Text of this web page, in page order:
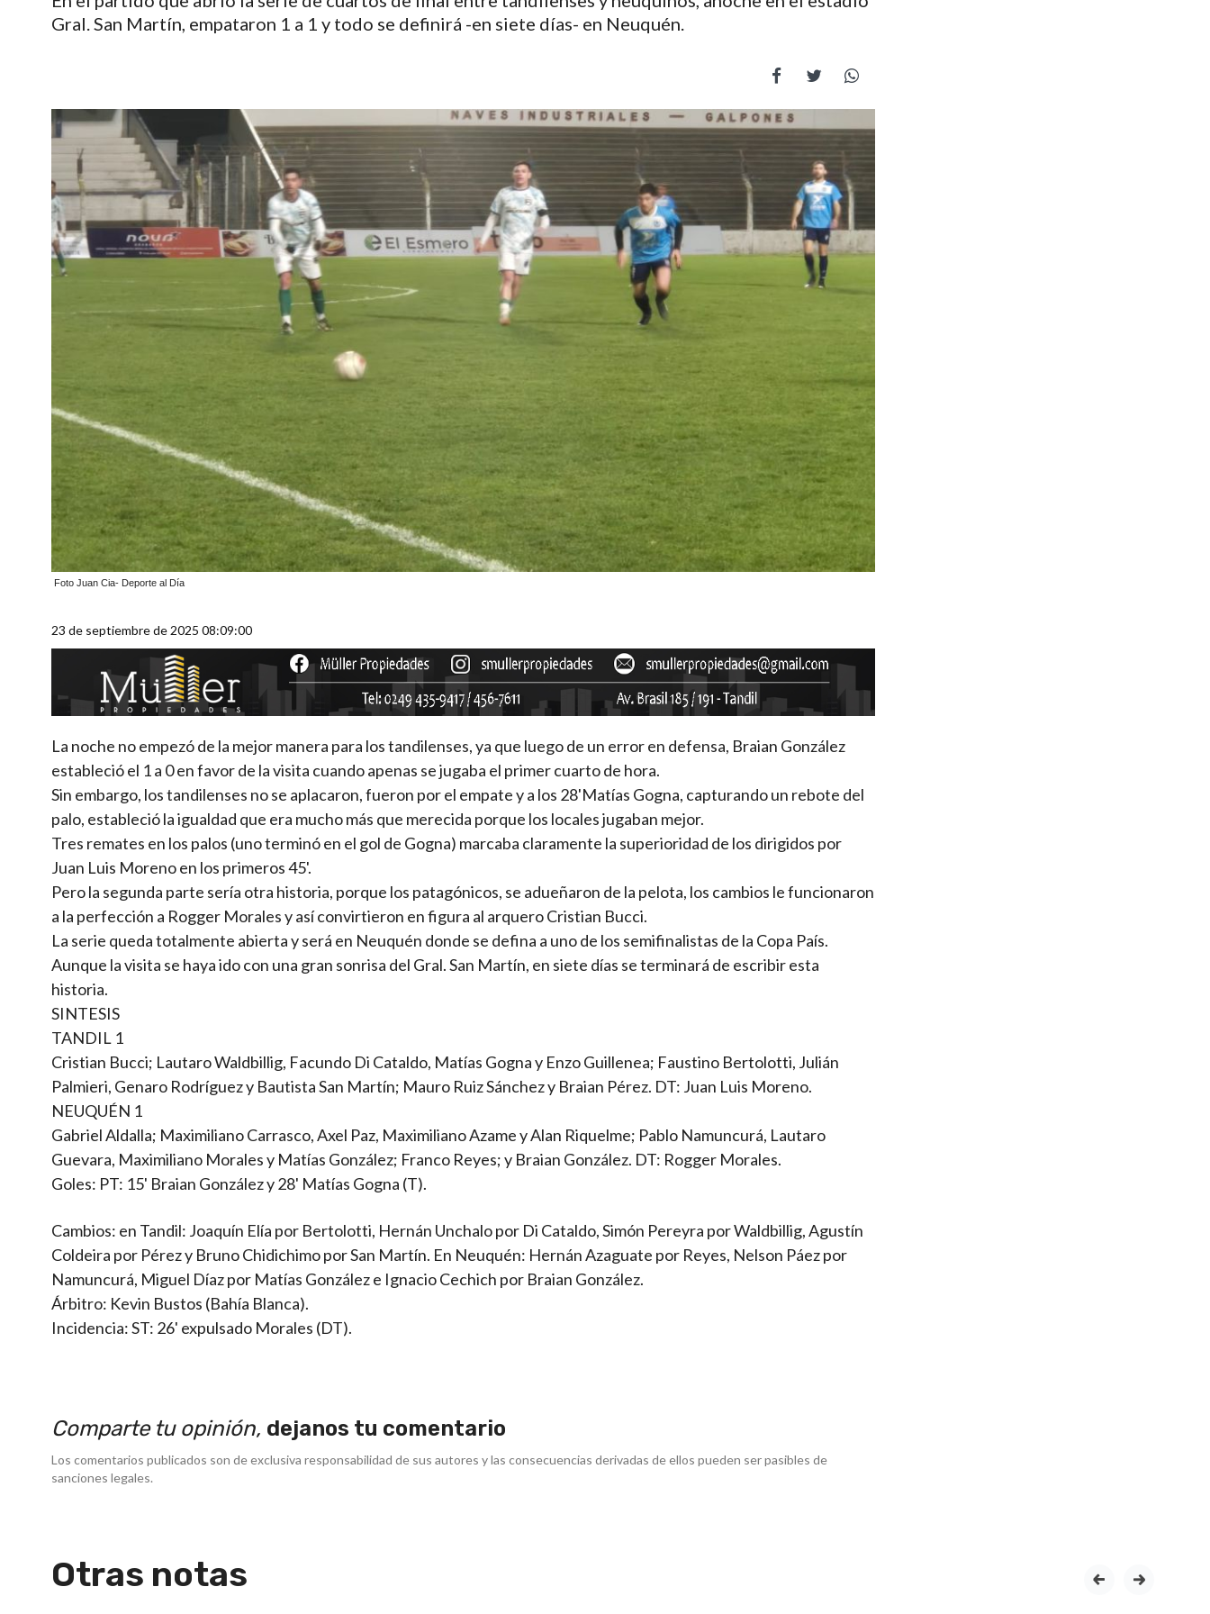
Gral. San Martín, empataron 1 a 1 y todo se definirá -en siete días- en Neuquén.
Foto Juan Cia- Deporte al Día
23 de septiembre de 2025 08:09:00
La noche no empezó de la mejor manera para los tandilenses, ya que luego de un error en defensa, Braian González
estableció el 1 a 0 en favor de la visita cuando apenas se jugaba el primer cuarto de hora.
Sin embargo, los tandilenses no se aplacaron, fueron por el empate y a los 28'Matías Gogna, capturando un rebote del
palo, estableció la igualdad que era mucho más que merecida porque los locales jugaban mejor.
Tres remates en los palos (uno terminó en el gol de Gogna) marcaba claramente la superioridad de los dirigidos por
Juan Luis Moreno en los primeros 45'.
Pero la segunda parte sería otra historia, porque los patagónicos, se adueñaron de la pelota, los cambios le funcionaron
a la perfección a Rogger Morales y así convirtieron en figura al arquero Cristian Bucci.
La serie queda totalmente abierta y será en Neuquén donde se defina a uno de los semifinalistas de la Copa País.
Aunque la visita se haya ido con una gran sonrisa del Gral. San Martín, en siete días se terminará de escribir esta
historia.
SINTESIS
TANDIL 1
Cristian Bucci; Lautaro Waldbillig, Facundo Di Cataldo, Matías Gogna y Enzo Guillenea; Faustino Bertolotti, Julián
Palmieri, Genaro Rodríguez y Bautista San Martín; Mauro Ruiz Sánchez y Braian Pérez. DT: Juan Luis Moreno.
NEUQUÉN 1
Gabriel Aldalla; Maximiliano Carrasco, Axel Paz, Maximiliano Azame y Alan Riquelme; Pablo Namuncurá, Lautaro
Guevara, Maximiliano Morales y Matías González; Franco Reyes; y Braian González. DT: Rogger Morales.
Goles: PT: 15' Braian González y 28' Matías Gogna (T).
Cambios: en Tandil: Joaquín Elía por Bertolotti, Hernán Unchalo por Di Cataldo, Simón Pereyra por Waldbillig, Agustín
Coldeira por Pérez y Bruno Chidichimo por San Martín. En Neuquén: Hernán Azaguate por Reyes, Nelson Páez por
Namuncurá, Miguel Díaz por Matías González e Ignacio Cechich por Braian González.
Árbitro: Kevin Bustos (Bahía Blanca).
Incidencia: ST: 26' expulsado Morales (DT).
Comparte tu opinión, dejanos tu comentario
Los comentarios publicados son de exclusiva responsabilidad de sus autores y las consecuencias derivadas de ellos pueden ser pasibles de
sanciones legales.
Otras notas prev next